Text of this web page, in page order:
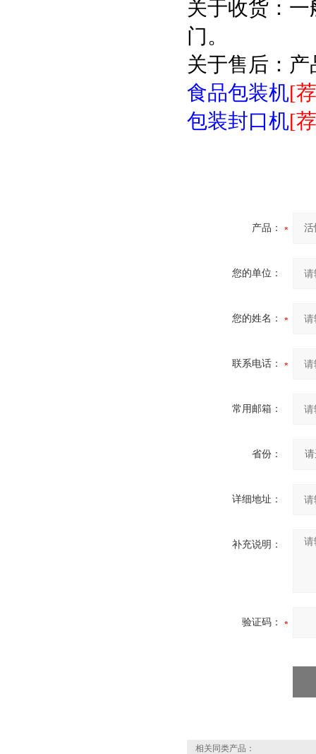
关于收货：
门。
关于售后：
食品包装机[
包装封口机[
产品：
您的单位：
您的姓名：
联系电话：
常用邮箱：
省份：
详细地址：
补充说明：
验证码：
相关同类产品：